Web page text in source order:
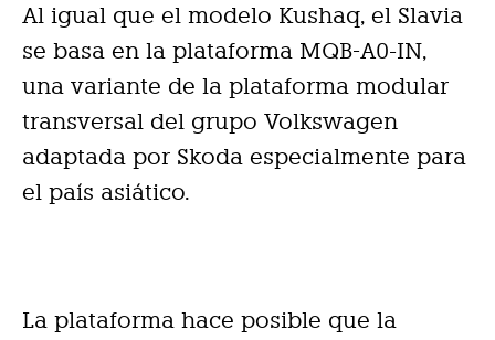
Al igual que el modelo Kushaq, el Slavia
se basa en la plataforma MQB-A0-IN,
una variante de la plataforma modular
transversal del grupo Volkswagen
adaptada por Skoda especialmente para
el país asiático.
La plataforma hace posible que la